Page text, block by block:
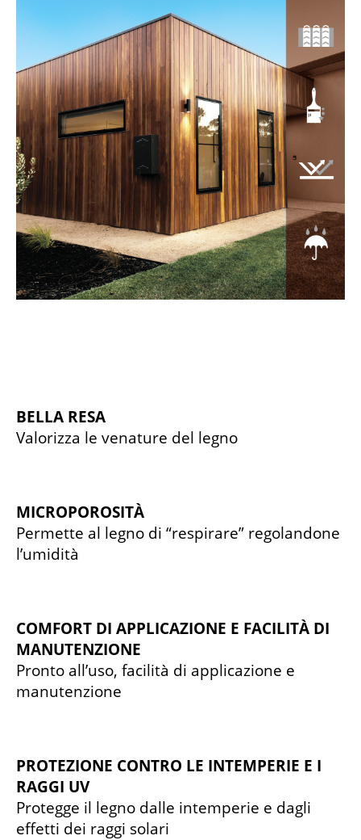
BELLA RESA
Valorizza le venature del legno
MICROPOROSITÀ
Permette al legno di “respirare” regolandone
l’umidità
COMFORT DI APPLICAZIONE E FACILITÀ DI
MANUTENZIONE
Pronto all’uso, facilità di applicazione e
manutenzione
PROTEZIONE CONTRO LE INTEMPERIE E I
RAGGI UV
Protegge il legno dalle intemperie e dagli
effetti dei raggi solari